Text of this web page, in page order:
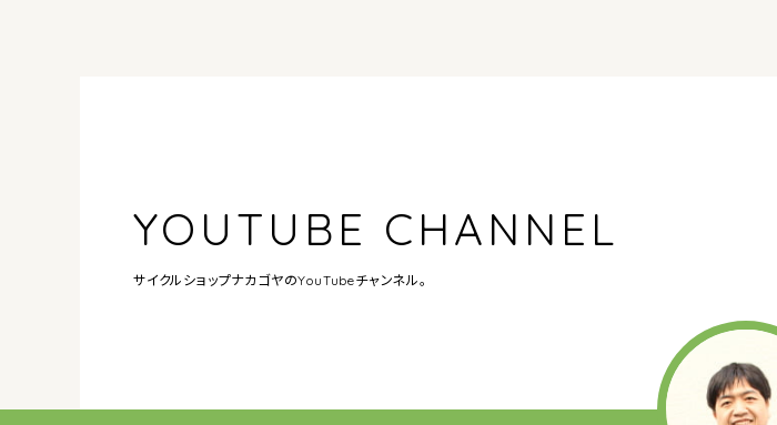
YOUTUBE CHANNEL
サイクルショップナカゴヤのYouTubeチャンネル。